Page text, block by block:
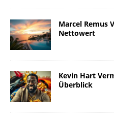
Marcel Remus
Nettowert
Kevin Hart
Überblick